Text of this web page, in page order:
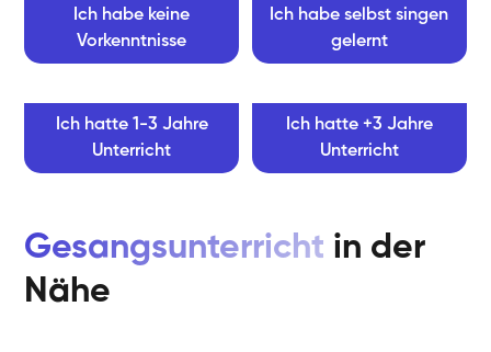
Ich habe keine
Vorkenntnisse
Ich habe selbst singen
gelernt
Ich hatte 1-3 Jahre
Unterricht
Ich hatte +3 Jahre
Unterricht
Gesangsunterricht in der
Nähe